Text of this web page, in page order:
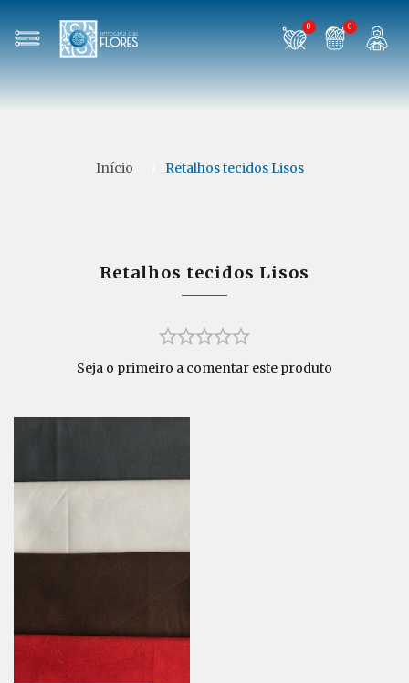
0 0
Início Retalhos tecidos Lisos
Retalhos tecidos Lisos
Seja o primeiro a comentar este produto